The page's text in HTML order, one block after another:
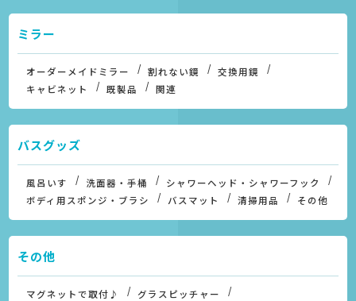
ミラー
オーダーメイドミラー 割れない鏡
交換用鏡
キャビネット
既製品 関連
バスグッズ
風呂いす 洗面器・手桶
シャワーヘッド・シャワーフック
ボディ用スポンジ・ブラシ
バスマット 清掃用品 その他
その他
マグネットで取付♪
グラスピッチャー